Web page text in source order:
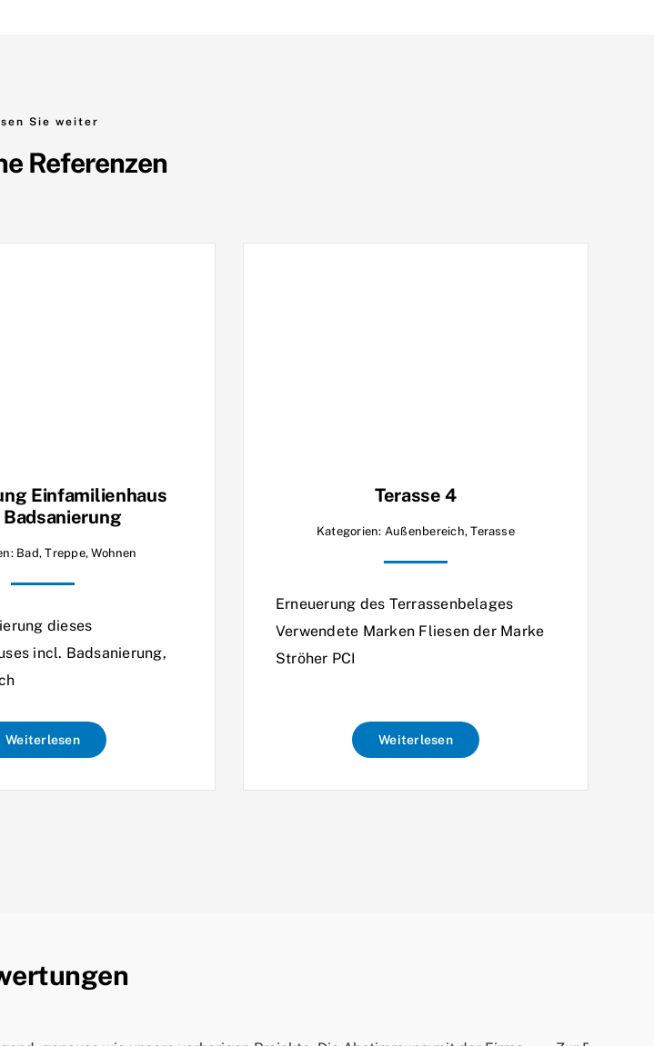
Sie weiter
Referenzen
Einfamilienhaus
Bad,Treppe,Wohnen
dieses
incl. Badsanierung,
Weiterlesen
Terasse 4
Kategorien: Außenbereich,Terasse
Erneuerung des Terrassenbelages
Verwendete Marken Fliesen der Marke
Ströher PCI
Weiterlesen